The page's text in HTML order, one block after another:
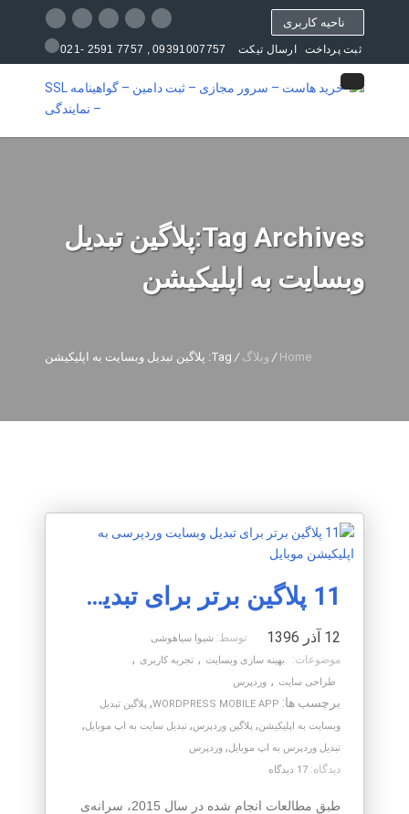
ناحیه کاربری
09391007757 , 7757 2591 -021 ثبت پرداخت
ارسال تیکت
مرکز آموزش
Tag Archives:پلاگین تبدیل
وبسایت به اپلیکیشن
Home
/ وبلاگ / Tag: پلاگین تبدیل وبسایت به اپلیکیشن
11 پلاگین برتر برای تبدیل وبسایت وردپرسی به اپلیکیشن موبایل
12 آذر 1396 توسط: شیوا سیاهوشی
موضوعات: بهینه سازی وبسایت , تجربه کاربری ,
طراحی سایت , وردپرس
برچسب ها: WORDPRESS MOBILE APP
, پلاگین تبدیل
وبسایت به اپلیکیشن, پلاگین وردپرس, تبدیل سایت به اپ موبایل,
تبدیل وردپرس به اپ موبایل, وردپرس
دیدگاه: 17 دیدگاه
طبق مطالعات انجام شده در سال 2015، سرانه‌ی